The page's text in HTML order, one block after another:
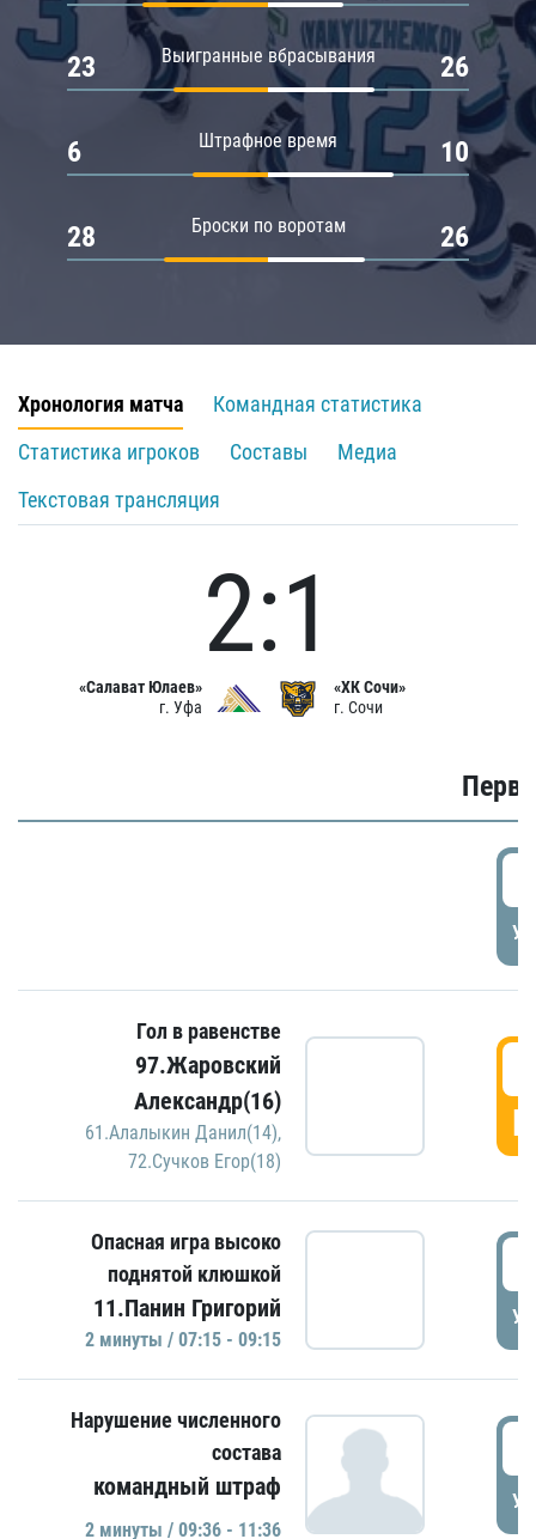
Выигранные вбрасывания
23 26
Штрафное время
6 10
Броски по воротам
28 26
Хронология матча
Командная статистика
Статистика игроков
Составы
Медиа
Текстовая трансляция
«Салават Юлаев»
г. Уфа
2:1
«ХК Сочи»
г. Сочи
Гол в равенстве
97.Жаровский
Александр(16)
61.Алалыкин Данил(14),
72.Сучков Егор(18)
Опасная игра высоко
поднятой клюшкой
11.Панин Григорий
2 минуты / 07:15 - 09:15
Нарушение численного
состава
командный штраф
2 минуты / 09:36 - 11:36